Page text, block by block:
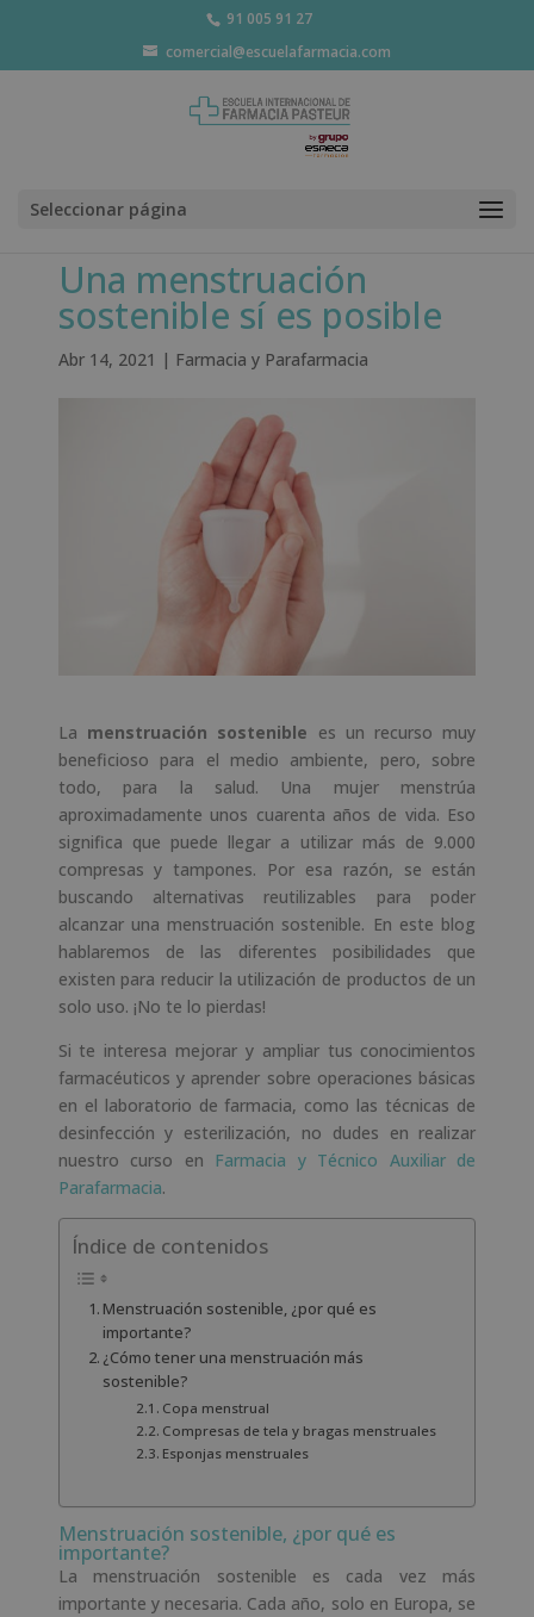
91 005 91 27
comercial@escuelafarmacia.com
Seleccionar página
Una menstruación
sostenible sí es posible
Abr 14, 2021 | Farmacia y Parafarmacia
La menstruación sostenible es un recurso muy
beneficioso para el medio ambiente, pero, sobre
todo, para la salud. Una mujer menstrúa
aproximadamente unos cuarenta años de vida. Eso
significa que puede llegar a utilizar más de 9.000
compresas y tampones. Por esa razón, se están
buscando alternativas reutilizables para poder
alcanzar una menstruación sostenible. En este blog
hablaremos de las diferentes posibilidades que
existen para reducir la utilización de productos de un
solo uso. ¡No te lo pierdas!
Si te interesa mejorar y ampliar tus conocimientos
farmacéuticos y aprender sobre operaciones básicas
en el laboratorio de farmacia, como las técnicas de
desinfección y esterilización, no dudes en realizar
nuestro curso en Farmacia y Técnico Auxiliar de
Parafarmacia.
Índice de contenidos
Menstruación sostenible, ¿por qué es
importante?
¿Cómo tener una menstruación más
sostenible?
Copa menstrual
Compresas de tela y bragas menstruales
Esponjas menstruales
Menstruación sostenible, ¿por qué es
importante?
La menstruación sostenible es cada vez más
importante y necesaria. Cada año, solo en Europa, se